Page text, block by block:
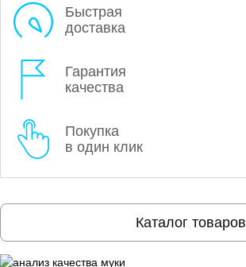
Быстрая
доставка
Гарантия
качества
Покупка
в один клик
Каталог товаров